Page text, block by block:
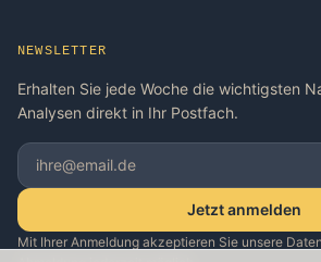
NEWSLETTER
Erhalten Sie jede Woche die wichtigsten
Analysen direkt in Ihr Postfach.
Jetzt anmelden
Mit Ihrer Anmeldung akzeptieren Sie unsere